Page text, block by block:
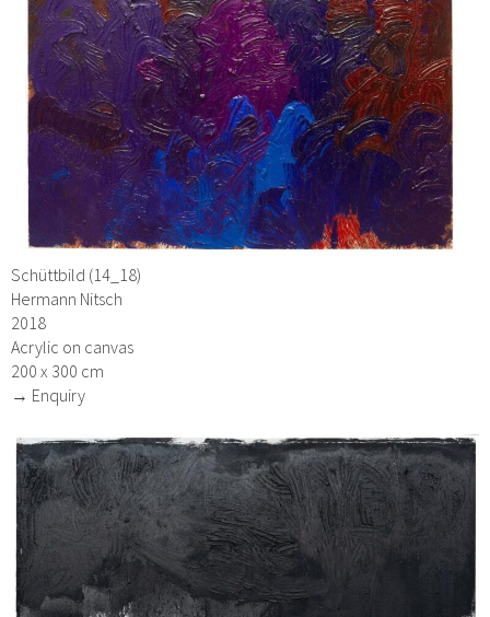
Schüttbild (14_18)
Hermann Nitsch
2018
Acrylic on canvas
200 x 300 cm
→ Enquiry